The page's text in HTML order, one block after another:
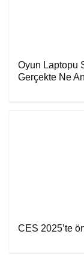
Oyun Laptopu
Gerçekte Ne
CES 2025’te